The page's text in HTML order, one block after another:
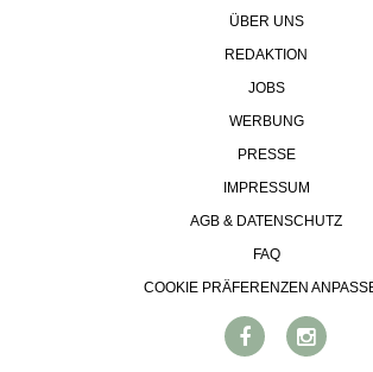
ÜBER UNS
REDAKTION
JOBS
WERBUNG
PRESSE
IMPRESSUM
AGB & DATENSCHUTZ
FAQ
COOKIE PRÄFERENZEN